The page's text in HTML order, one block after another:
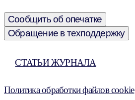
Сообщить об опечатке
Обращение в техподдержку
СТАТЬИ ЖУРНАЛА
Политика обработки файлов cookie